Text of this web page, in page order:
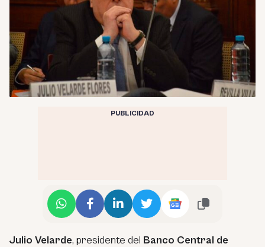
PUBLICIDAD
Julio Velarde, presidente del Banco Central de